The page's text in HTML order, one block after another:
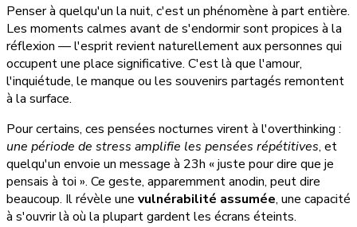
Penser à quelqu'un la nuit, c'est un phénomène à part entière.
Les moments calmes avant de s'endormir sont propices à la
réflexion — l'esprit revient naturellement aux personnes qui
occupent une place significative. C'est là que l'amour,
l'inquiétude, le manque ou les souvenirs partagés remontent
à la surface.
Pour certains, ces pensées nocturnes virent à l'overthinking :
une période de stress amplifie les pensées répétitives, et
quelqu'un envoie un message à 23h « juste pour dire que je
pensais à toi ». Ce geste, apparemment anodin, peut dire
beaucoup. Il révèle une vulnérabilité assumée, une capacité
à s'ouvrir là où la plupart gardent les écrans éteints.